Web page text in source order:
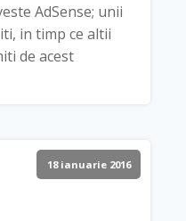
AdSense; unii
in timp ce altii
de acest
18 ianuarie 2016